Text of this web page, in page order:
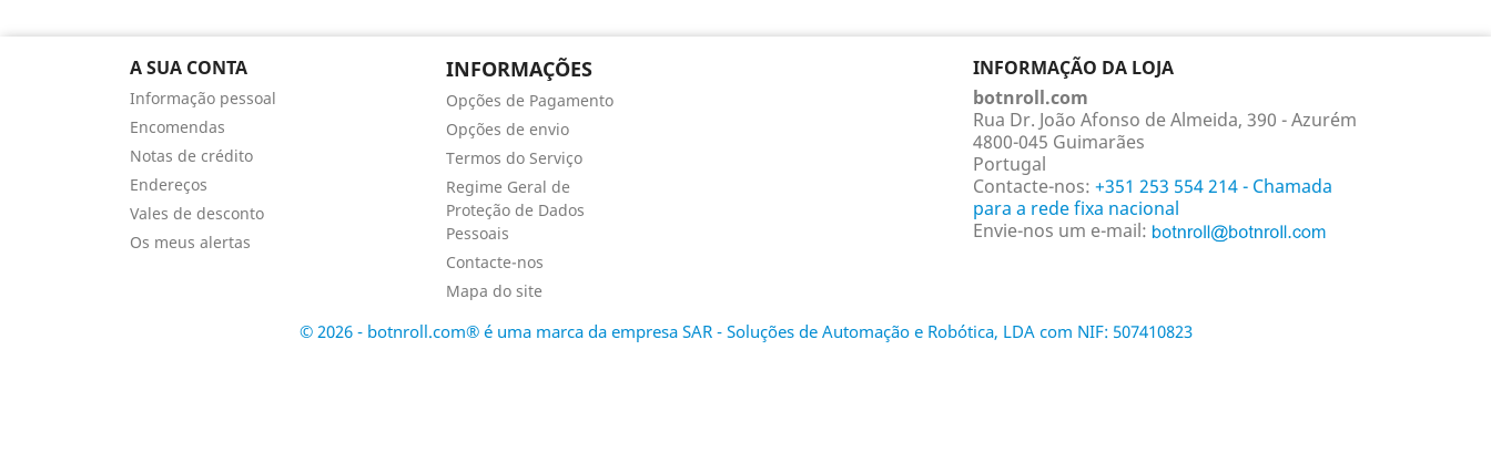
A SUA CONTA
Informação pessoal
Encomendas
Notas de crédito
Endereços
Vales de desconto
Os meus alertas
INFORMAÇÕES
Opções de Pagamento
Opções de envio
Termos do Serviço
Regime Geral de
Proteção de Dados
Pessoais
Contacte-nos
Mapa do site
INFORMAÇÃO DA LOJA
botnroll.com
Rua Dr. João Afonso de Almeida, 390 - Azurém
4800-045 Guimarães
Portugal
Contacte-nos: +351 253 554 214 - Chamada
para a rede fixa nacional
Envie-nos um e-mail:
© 2026 - botnroll.com® é uma marca da empresa SAR - Soluções de Automação e Robótica, LDA com NIF: 507410823